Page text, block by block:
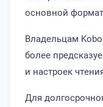
основной
Владельцам
более
и настроек
Для